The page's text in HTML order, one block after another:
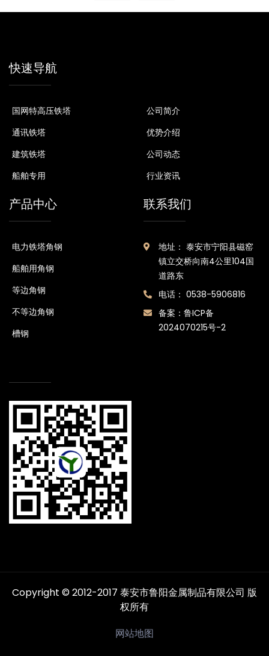
快速导航
国网特高压铁塔
通讯铁塔
建筑铁塔
船舶专用
公司简介
优势介绍
公司动态
行业资讯
产品中心
电力铁塔角钢
船舶用角钢
等边角钢
不等边角钢
槽钢
联系我们
地址： 泰安市宁阳县磁窑
镇立交桥向南4公里104国
道路东
电话： 0538-5906816
备案： 鲁ICP备
2024070215号-2
Copyright © 2012-2017 泰安市鲁阳金属制品有限公司 版
权所有
网站地图